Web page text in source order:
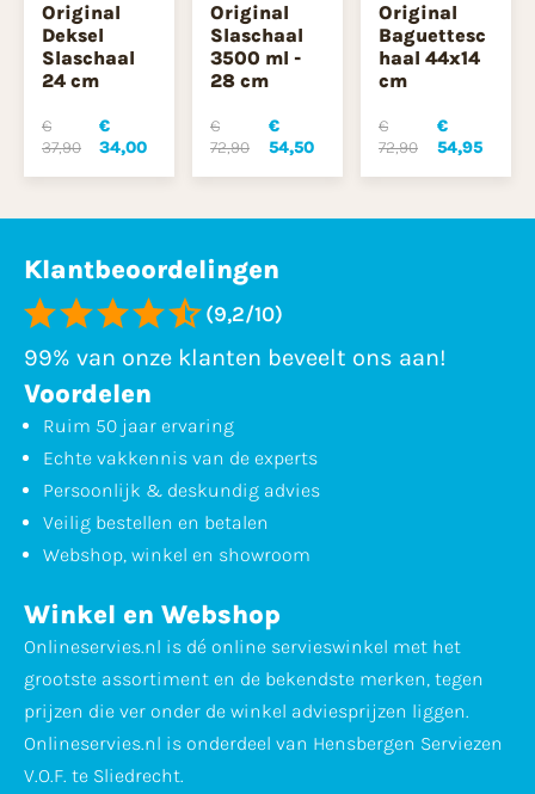
Original
Deksel
Slaschaal
24 cm
€
37,90
€
34,00
Original
Slaschaal
3500 ml -
28 cm
€
72,90
€
54,50
Original
Baguettesc
haal 44x14
cm
€
72,90
€
54,95
Klantbeoordelingen
(9,2/10)
99% van onze klanten beveelt ons aan!
Voordelen
Ruim 50 jaar ervaring
Echte vakkennis van de experts
Persoonlijk & deskundig advies
Veilig bestellen en betalen
Webshop, winkel en showroom
Winkel en Webshop
Onlineservies.nl is dé online servieswinkel met het
grootste assortiment en de bekendste merken, tegen
prijzen die ver onder de winkel adviesprijzen liggen.
Onlineservies.nl is onderdeel van Hensbergen Serviezen
V.O.F. te Sliedrecht.